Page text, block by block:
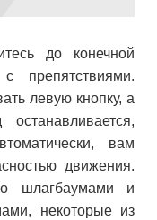
до конечной
препятствиями.
левую кнопку, а
вам
движения.
шлагбаумами и
некоторые из